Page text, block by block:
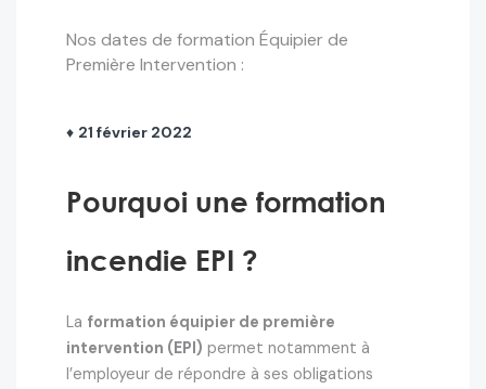
Nos dates de formation Équipier de
Première Intervention :
♦ 21 février 2022
Pourquoi une formation
incendie EPI ?
La formation équipier de première
intervention (EPI) permet notamment à
l’employeur de répondre à ses obligations